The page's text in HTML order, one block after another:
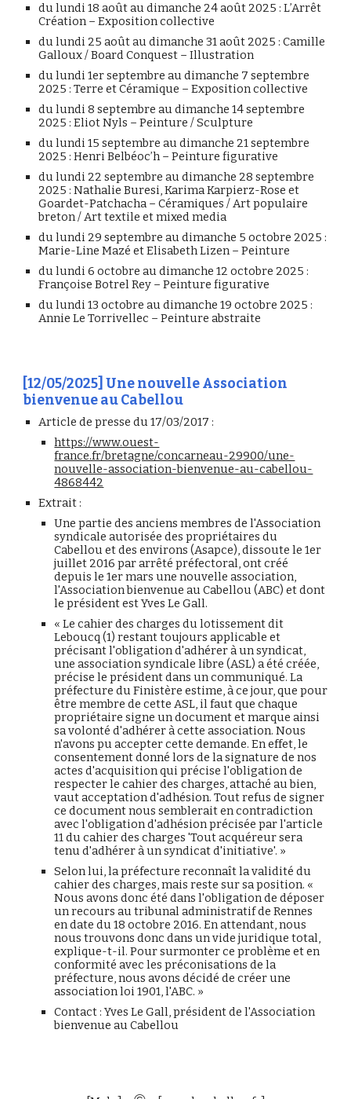
du lundi 18 août au dimanche 24 août 2025 : L’Arrêt
Création – Exposition collective
du lundi 25 août au dimanche 31 août 2025 : Camille
Galloux / Board Conquest – Illustration
du lundi 1er septembre au dimanche 7 septembre
2025 : Terre et Céramique – Exposition collective
du lundi 8 septembre au dimanche 14 septembre
2025 : Eliot Nyls – Peinture / Sculpture
du lundi 15 septembre au dimanche 21 septembre
2025 : Henri Belbéoc’h – Peinture figurative
du lundi 22 septembre au dimanche 28 septembre
2025 : Nathalie Buresi, Karima Karpierz-Rose et
Goardet-Patchacha – Céramiques / Art populaire
breton / Art textile et mixed media
du lundi 29 septembre au dimanche 5 octobre 2025 :
Marie-Line Mazé et Elisabeth Lizen – Peinture
du lundi 6 octobre au dimanche 12 octobre 2025 :
Françoise Botrel Rey – Peinture figurative
du lundi 13 octobre au dimanche 19 octobre 2025 :
Annie Le Torrivellec – Peinture abstraite
[12/05/2025] Une nouvelle Association
bienvenue au Cabellou
Article de presse du 17/03/2017 :
https://www.ouest-
france.fr/bretagne/concarneau-29900/une-
nouvelle-association-bienvenue-au-cabellou-
4868442
Extrait :
Une partie des anciens membres de l'Association
syndicale autorisée des propriétaires du
Cabellou et des environs (Asapce), dissoute le 1er
juillet 2016 par arrêté préfectoral, ont créé
depuis le 1er mars une nouvelle association,
l'Association bienvenue au Cabellou (ABC) et dont
le président est Yves Le Gall.
« Le cahier des charges du lotissement dit
Leboucq (1) restant toujours applicable et
précisant l'obligation d'adhérer à un syndicat,
une association syndicale libre (ASL) a été créée,
précise le président dans un communiqué. La
préfecture du Finistère estime, à ce jour, que pour
être membre de cette ASL, il faut que chaque
propriétaire signe un document et marque ainsi
sa volonté d'adhérer à cette association. Nous
n'avons pu accepter cette demande. En effet, le
consentement donné lors de la signature de nos
actes d'acquisition qui précise l'obligation de
respecter le cahier des charges, attaché au bien,
vaut acceptation d'adhésion. Tout refus de signer
ce document nous semblerait en contradiction
avec l'obligation d'adhésion précisée par l'article
11 du cahier des charges 'Tout acquéreur sera
tenu d'adhérer à un syndicat d'initiative'. »
Selon lui, la préfecture reconnaît la validité du
cahier des charges, mais reste sur sa position. «
Nous avons donc été dans l'obligation de déposer
un recours au tribunal administratif de Rennes
en date du 18 octobre 2016. En attendant, nous
nous trouvons donc dans un vide juridique total,
explique-t-il. Pour surmonter ce problème et en
conformité avec les préconisations de la
préfecture, nous avons décidé de créer une
association loi 1901, l'ABC. »
Contact : Yves Le Gall, président de l'Association
bienvenue au Cabellou